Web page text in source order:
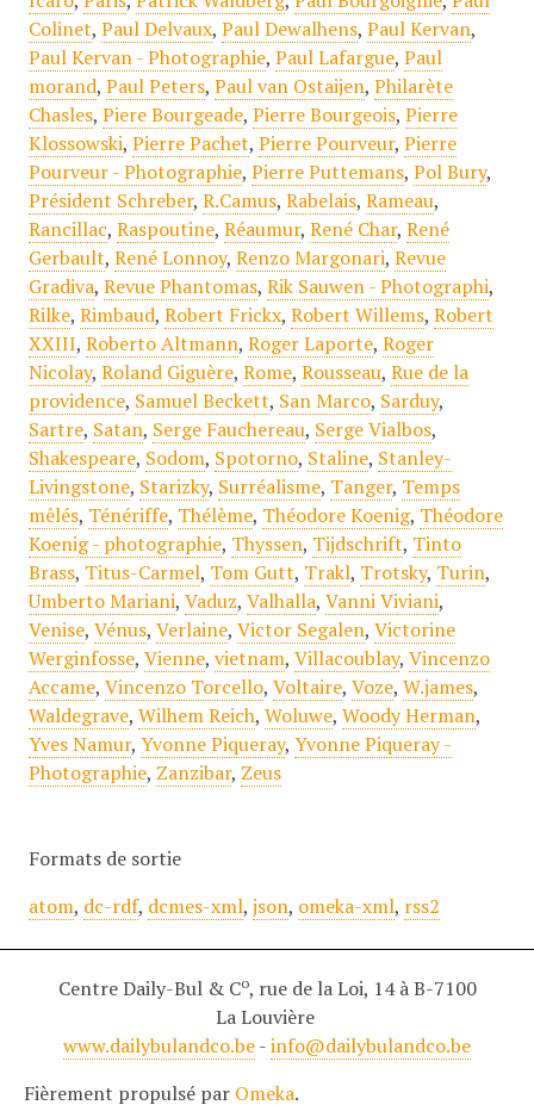
Colinet, Paul Delvaux, Paul Dewalhens, Paul Kervan,
Paul Kervan - Photographie, Paul Lafargue, Paul
morand, Paul Peters, Paul van Ostaijen, Philarète
Chasles, Piere Bourgeade, Pierre Bourgeois, Pierre
Klossowski, Pierre Pachet, Pierre Pourveur, Pierre
Pourveur - Photographie, Pierre Puttemans, Pol Bury,
Président Schreber, R.Camus, Rabelais, Rameau,
Rancillac, Raspoutine, Réaumur, René Char, René
Gerbault, René Lonnoy, Renzo Margonari, Revue
Gradiva, Revue Phantomas, Rik Sauwen - Photographi,
Rilke, Rimbaud, Robert Frickx, Robert Willems, Robert
XXIII, Roberto Altmann, Roger Laporte, Roger
Nicolay, Roland Giguère, Rome, Rousseau, Rue de la
providence, Samuel Beckett, San Marco, Sarduy,
Sartre, Satan, Serge Fauchereau, Serge Vialbos,
Shakespeare, Sodom, Spotorno, Staline, Stanley-
Livingstone, Starizky, Surréalisme, Tanger, Temps
mêlés, Ténériffe, Thélème, Théodore Koenig, Théodore
Koenig - photographie, Thyssen, Tijdschrift, Tinto
Brass, Titus-Carmel, Tom Gutt, Trakl, Trotsky, Turin,
Umberto Mariani, Vaduz, Valhalla, Vanni Viviani,
Venise, Vénus, Verlaine, Victor Segalen, Victorine
Werginfosse, Vienne, vietnam, Villacoublay, Vincenzo
Accame, Vincenzo Torcello, Voltaire, Voze, W.james,
Waldegrave, Wilhem Reich, Woluwe, Woody Herman,
Yves Namur, Yvonne Piqueray, Yvonne Piqueray -
Photographie, Zanzibar, Zeus
Formats de sortie
atom, dc-rdf, dcmes-xml, json, omeka-xml, rss2
Centre Daily-Bul & Co, rue de la Loi, 14 à B-7100
La Louvière
www.dailybulandco.be-info@dailybulandco.be
Fièrement propulsé par Omeka.